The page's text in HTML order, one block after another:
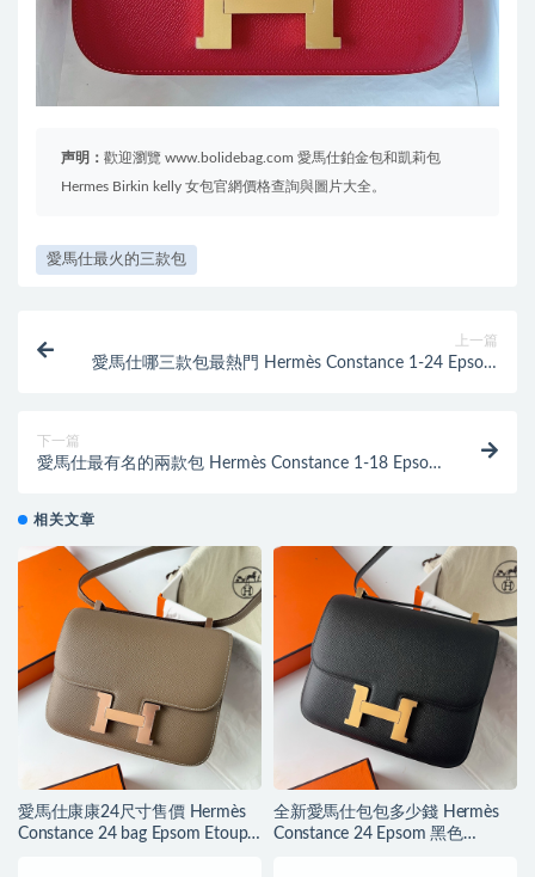
声明： 歡迎瀏覽 www.bolidebag.com 愛馬仕鉑金包和凱莉包
Hermes Birkin kelly 女包官網價格查詢與圖片大全。
愛馬仕最火的三款包
上一篇
愛馬仕哪三款包最熱門 Hermès Constance 1-24 Epsom
下一篇
愛馬仕最有名的兩款包 Hermès Constance 1-18 Epsom
相关文章
愛馬仕康康24尺寸售價 Hermès
Constance 24 bag Epsom Etoupe
全新愛馬仕包包多少錢 Hermès
Constance 24 Epsom 黑色